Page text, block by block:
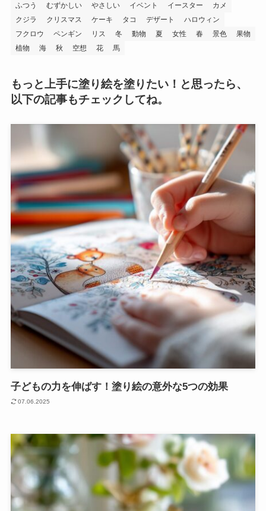
ふつう
むずかしい やさしい イベント イースター
カメ
クジラ
クリスマス ケーキ タコ デザート
ハロウィン
フクロウ
ペンギン リス 冬 動物 夏 女性 春 景色
果物
植物
海 秋 空想 花 馬
もっと上手に塗り絵を塗りたい！と思ったら、
以下の記事もチェックしてね。
子どもの力を伸ばす！塗り絵の意外な5つの効果
07.06.2025